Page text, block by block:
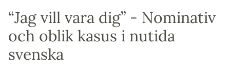
“Jag vill vara dig” - Nominativ
och oblik kasus i nutida
svenska